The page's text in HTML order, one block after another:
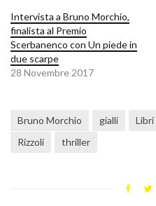
Intervista a Bruno Morchio,
finalista al Premio
Scerbanenco con Un piede in
due scarpe
28 Novembre 2017
Bruno Morchio gialli Libri
Rizzoli
thriller